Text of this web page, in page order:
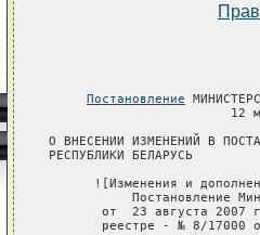
Постановление
12
О ВНЕСЕНИИ ИЗМЕНЕНИЙ В
РЕСПУБЛИКИ БЕЛАРУСЬ
![Изменения и
Постановление
от  23 августа 2007
реестре - № 8/17000